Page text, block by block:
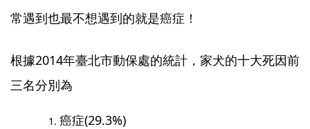
常遇到也最不想遇到的就是癌症！
根據2014年臺北市動保處的統計，家犬的十大死因前
三名分別為
癌症(29.3%)